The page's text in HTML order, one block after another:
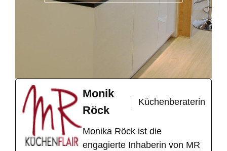
Monik
Röck
Küchenberaterin
Monika Röck ist die
engagierte Inhaberin von MR